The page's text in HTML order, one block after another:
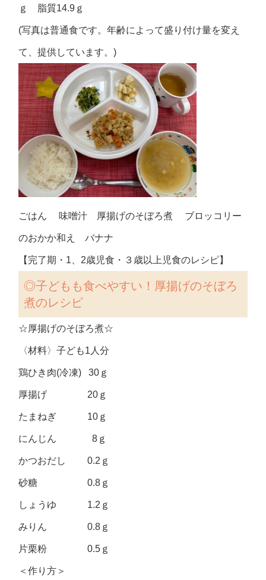
ｇ 脂質14.9ｇ
(写真は普通食です。年齢によって盛り付け量を変え
て、提供しています。)
ごはん 味噌汁 厚揚げのそぼろ煮 ブロッコリー
のおかか和え バナナ
【完了期・1、2歳児食・３歳以上児食のレシピ】
◎子どもも食べやすい！厚揚げのそぼろ
煮のレシピ
☆厚揚げのそぼろ煮☆
〈材料〉子ども1人分
鶏ひき肉(冷凍) 30ｇ
厚揚げ 20ｇ
たまねぎ 10ｇ
にんじん 8ｇ
かつおだし 0.2ｇ
砂糖 0.8ｇ
しょうゆ 1.2ｇ
みりん 0.8ｇ
片栗粉 0.5ｇ
＜作り方＞